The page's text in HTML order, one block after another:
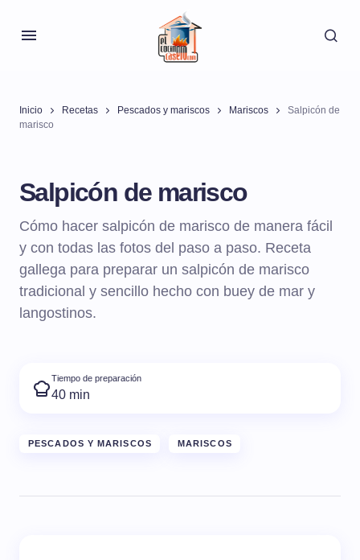
Inicio Recetas Pescados y mariscos Mariscos
Salpicón de
marisco
Salpicón de marisco
Cómo hacer salpicón de marisco de manera fácil
y con todas las fotos del paso a paso. Receta
gallega para preparar un salpicón de marisco
tradicional y sencillo hecho con buey de mar y
langostinos.
Tiempo de preparación
40 min
PESCADOS Y MARISCOS MARISCOS